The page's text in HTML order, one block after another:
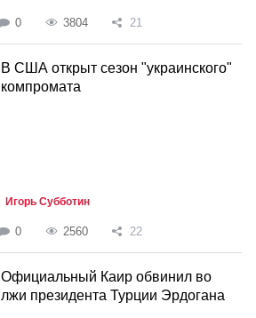
0 3804 21
В США открыт сезон "украинского"
компромата
Игорь Субботин
0 2560 22
Официальный Каир обвинил во
лжи президента Турции Эрдогана